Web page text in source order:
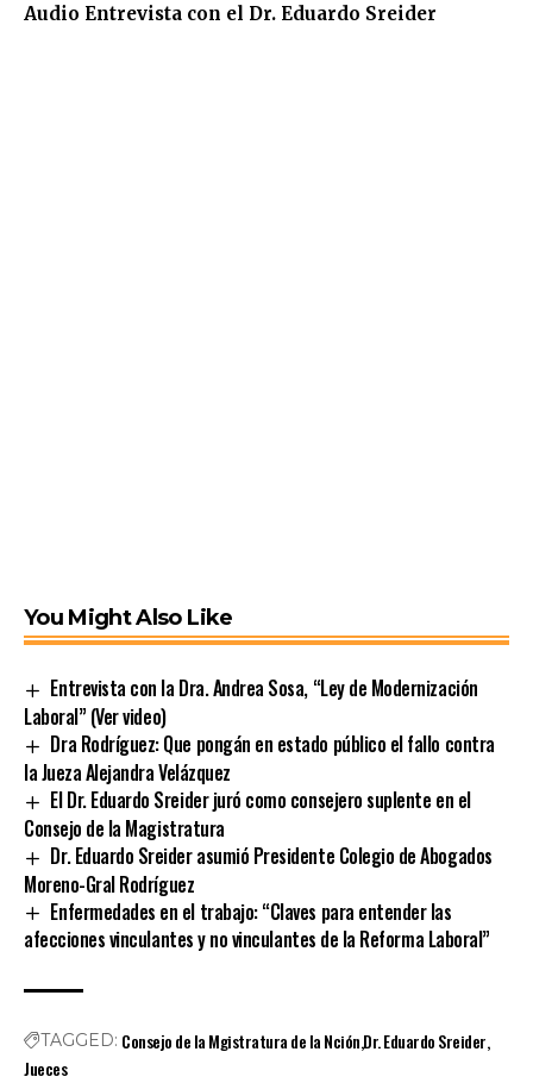
Audio Entrevista con el Dr. Eduardo Sreider
You Might Also Like
Entrevista con la Dra. Andrea Sosa, “Ley de Modernización
Laboral” (Ver video)
Dra Rodríguez: Que pongán en estado público el fallo contra
la Jueza Alejandra Velázquez
El Dr. Eduardo Sreider juró como consejero suplente en el
Consejo de la Magistratura
Dr. Eduardo Sreider asumió Presidente Colegio de Abogados
Moreno-Gral Rodríguez
Enfermedades en el trabajo: “Claves para entender las
afecciones vinculantes y no vinculantes de la Reforma Laboral”
TAGGED: Consejo de la Mgistratura de la NciónDr. Eduardo Sreider
Jueces